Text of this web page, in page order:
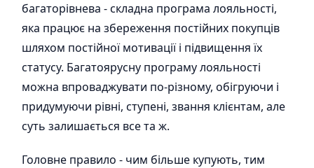
багаторівнева - складна програма лояльності,
яка працює на збереження постійних покупців
шляхом постійної мотивації і підвищення їх
статусу. Багатоярусну програму лояльності
можна впроваджувати по-різному, обігруючи і
придумуючи рівні, ступені, звання клієнтам, але
суть залишається все та ж.
Головне правило - чим більше купують, тим